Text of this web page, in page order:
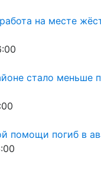
на месте
стало меньше
помощи погиб в